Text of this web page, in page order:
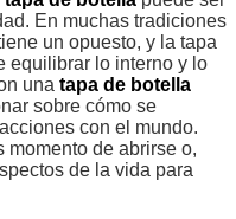
En muchas tradiciones
un opuesto, y la tapa
equilibrar lo interno y lo
una tapa de botella
sobre cómo se
con el mundo.
momento de abrirse o,
de la vida para